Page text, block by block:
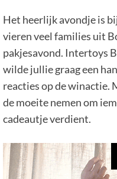
Het heerlijk avondje is
vieren veel families uit
pakjesavond. Intertoys
wilde jullie graag een
reacties op de winactie.
de moeite nemen om
cadeautje verdient.